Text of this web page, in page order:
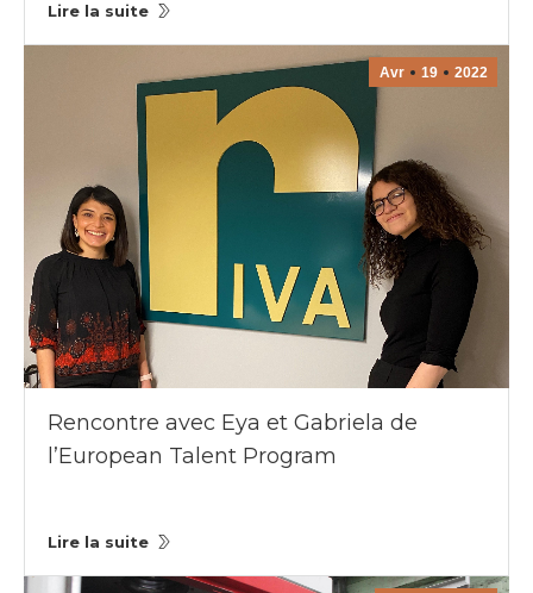
Lire la suite
Avr 19 2022
Rencontre avec Eya et Gabriela de
l’European Talent Program
Lire la suite